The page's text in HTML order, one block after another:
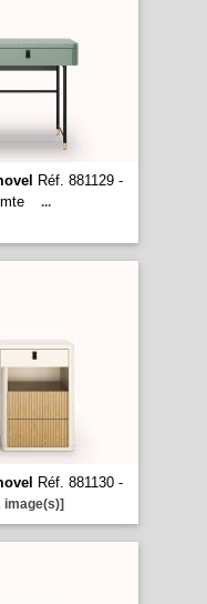
Réf. 881129 -
...
Réf. 881130 -
image(s)]